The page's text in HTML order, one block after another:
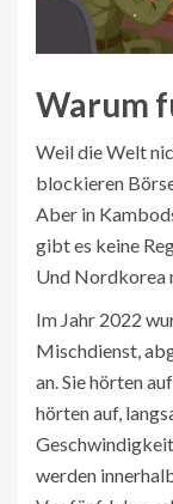
Warum
Weil die Welt
blockieren
Aber in
gibt es keine
Und Nordkorea
Im Jahr 2022
Mischdienst,
an. Sie hörten
hörten auf,
Geschwindigkeit.
werden